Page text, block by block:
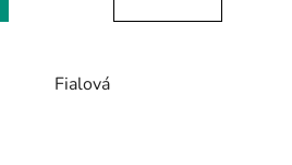
Fialová